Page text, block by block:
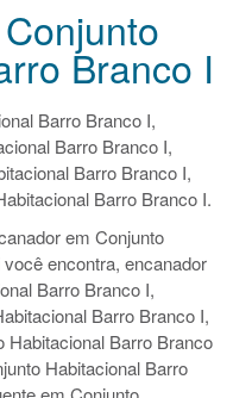
Branco I
Barro Branco I,
Barro Branco I,
Barro Branco I,
Barro Branco I.
em Conjunto
encontra, encanador
Barro Branco I,
Barro Branco I,
Habitacional Barro Branco
Habitacional Barro